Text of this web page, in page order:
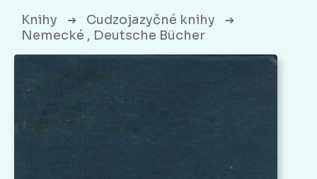
Knihy ➔ Cudzojazyčné knihy ➔
Nemecké , Deutsche Bücher